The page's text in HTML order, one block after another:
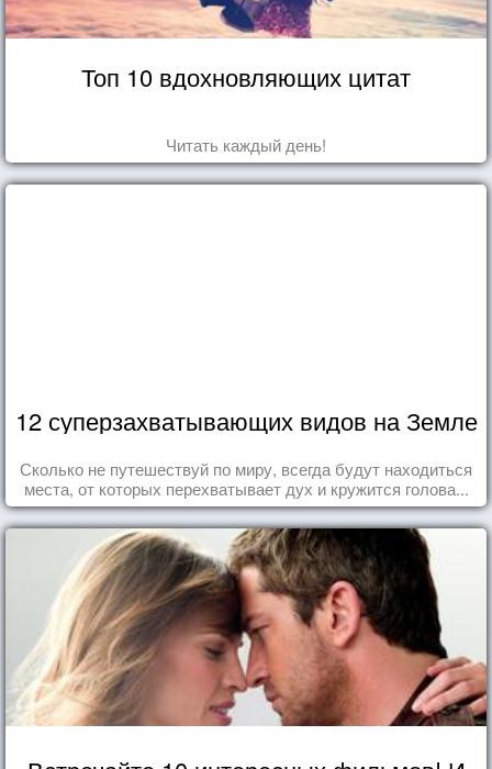
Топ 10 вдохновляющих цитат
Читать каждый день!
12 суперзахватывающих видов на Земле
Сколько не путешествуй по миру, всегда будут находиться
места, от которых перехватывает дух и кружится голова...